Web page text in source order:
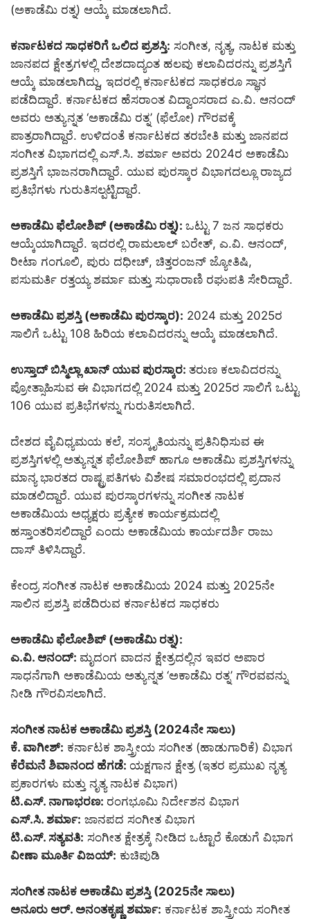
(ಅಕಾಡೆಮಿ ರತ್ನ) ಆಯ್ಕೆ ಮಾಡಲಾಗಿದೆ.
ಕರ್ನಾಟಕದ ಸಾಧಕರಿಗೆ ಒಲಿದ ಪ್ರಶಸ್ತಿ: ಸಂಗೀತ, ನೃತ್ಯ, ನಾಟಕ ಮತ್ತು
ಜಾನಪದ ಕ್ಷೇತ್ರಗಳಲ್ಲಿ ದೇಶದಾದ್ಯಂತ ಹಲವು ಕಲಾವಿದರನ್ನು ಪ್ರಶಸ್ತಿಗೆ
ಆಯ್ಕೆ ಮಾಡಲಾಗಿದ್ದು, ಇದರಲ್ಲಿ ಕರ್ನಾಟಕದ ಸಾಧಕರೂ ಸ್ಥಾನ
ಪಡೆದಿದ್ದಾರೆ. ಕರ್ನಾಟಕದ ಹೆಸರಾಂತ ವಿದ್ವಾಂಸರಾದ ಎ.ವಿ. ಆನಂದ್
ಅವರು ಅತ್ಯುನ್ನತ ‘ಅಕಾಡೆಮಿ ರತ್ನ’ (ಫೆಲೋ) ಗೌರವಕ್ಕೆ
ಪಾತ್ರರಾಗಿದ್ದಾರೆ. ಉಳಿದಂತೆ ಕರ್ನಾಟಕದ ತರಬೇತಿ ಮತ್ತು ಜಾನಪದ
ಸಂಗೀತ ವಿಭಾಗದಲ್ಲಿ ಎಸ್‌.ಸಿ. ಶರ್ಮಾ ಅವರು 2024ರ ಅಕಾಡೆಮಿ
ಪ್ರಶಸ್ತಿಗೆ ಭಾಜನರಾಗಿದ್ದಾರೆ. ಯುವ ಪುರಸ್ಕಾರ ವಿಭಾಗದಲ್ಲೂ ರಾಜ್ಯದ
ಪ್ರತಿಭೆಗಳು ಗುರುತಿಸಲ್ಪಟ್ಟಿದ್ದಾರೆ.
ಅಕಾಡೆಮಿ ಫೆಲೋಶಿಪ್ (ಅಕಾಡೆಮಿ ರತ್ನ): ಒಟ್ಟು 7 ಜನ ಸಾಧಕರು
ಆಯ್ಕೆಯಾಗಿದ್ದಾರೆ. ಇದರಲ್ಲಿ ರಾಮಲಾಲ್ ಬರೇತ್, ಎ.ವಿ. ಆನಂದ್,
ರೀಟಾ ಗಂಗೂಲಿ, ಪುರು ದಧೀಚ್, ಚಿತ್ತರಂಜನ್ ಜ್ಯೋತಿಷಿ,
ಪಸುಮರ್ತಿ ರತ್ತಯ್ಯ ಶರ್ಮಾ ಮತ್ತು ಸುಧಾರಾಣಿ ರಘುಪತಿ ಸೇರಿದ್ದಾರೆ.
ಅಕಾಡೆಮಿ ಪ್ರಶಸ್ತಿ (ಅಕಾಡೆಮಿ ಪುರಸ್ಕಾರ): 2024 ಮತ್ತು 2025ರ
ಸಾಲಿಗೆ ಒಟ್ಟು 108 ಹಿರಿಯ ಕಲಾವಿದರನ್ನು ಆಯ್ಕೆ ಮಾಡಲಾಗಿದೆ.
ಉಸ್ತಾದ್ ಬಿಸ್ಮಿಲ್ಲಾ ಖಾನ್ ಯುವ ಪುರಸ್ಕಾರ: ತರುಣ ಕಲಾವಿದರನ್ನು
ಪ್ರೋತ್ಸಾಹಿಸುವ ಈ ವಿಭಾಗದಲ್ಲಿ 2024 ಮತ್ತು 2025ರ ಸಾಲಿಗೆ ಒಟ್ಟು
106 ಯುವ ಪ್ರತಿಭೆಗಳನ್ನು ಗುರುತಿಸಲಾಗಿದೆ.
ದೇಶದ ವೈವಿಧ್ಯಮಯ ಕಲೆ, ಸಂಸ್ಕೃತಿಯನ್ನು ಪ್ರತಿನಿಧಿಸುವ ಈ
ಪ್ರಶಸ್ತಿಗಳಲ್ಲಿ ಅತ್ಯುನ್ನತ ಫೆಲೋಶಿಪ್ ಹಾಗೂ ಅಕಾಡೆಮಿ ಪ್ರಶಸ್ತಿಗಳನ್ನು
ಮಾನ್ಯ ಭಾರತದ ರಾಷ್ಟ್ರಪತಿಗಳು ವಿಶೇಷ ಸಮಾರಂಭದಲ್ಲಿ ಪ್ರದಾನ
ಮಾಡಲಿದ್ದಾರೆ. ಯುವ ಪುರಸ್ಕಾರಗಳನ್ನು ಸಂಗೀತ ನಾಟಕ
ಅಕಾಡೆಮಿಯ ಅಧ್ಯಕ್ಷರು ಪ್ರತ್ಯೇಕ ಕಾರ್ಯಕ್ರಮದಲ್ಲಿ
ಹಸ್ತಾಂತರಿಸಲಿದ್ದಾರೆ ಎಂದು ಅಕಾಡೆಮಿಯ ಕಾರ್ಯದರ್ಶಿ ರಾಜು
ದಾಸ್ ತಿಳಿಸಿದ್ದಾರೆ.
ಕೇಂದ್ರ ಸಂಗೀತ ನಾಟಕ ಅಕಾಡೆಮಿಯ 2024 ಮತ್ತು 2025ನೇ
ಸಾಲಿನ ಪ್ರಶಸ್ತಿ ಪಡೆದಿರುವ ಕರ್ನಾಟಕದ ಸಾಧಕರು
ಅಕಾಡೆಮಿ ಫೆಲೋಶಿಪ್ (ಅಕಾಡೆಮಿ ರತ್ನ):
ಎ.ವಿ. ಆನಂದ್: ಮೃದಂಗ ವಾದನ ಕ್ಷೇತ್ರದಲ್ಲಿನ ಇವರ ಅಪಾರ
ಸಾಧನೆಗಾಗಿ ಅಕಾಡೆಮಿಯ ಅತ್ಯುನ್ನತ ‘ಅಕಾಡೆಮಿ ರತ್ನ’ ಗೌರವವನ್ನು
ನೀಡಿ ಗೌರವಿಸಲಾಗಿದೆ.
ಸಂಗೀತ ನಾಟಕ ಅಕಾಡೆಮಿ ಪ್ರಶಸ್ತಿ (2024ನೇ ಸಾಲು)
ಕೆ. ವಾಗೀಶ್: ಕರ್ನಾಟಕ ಶಾಸ್ತ್ರೀಯ ಸಂಗೀತ (ಹಾಡುಗಾರಿಕೆ) ವಿಭಾಗ
ಕೆರೆಮನೆ ಶಿವಾನಂದ ಹೆಗಡೆ: ಯಕ್ಷಗಾನ ಕ್ಷೇತ್ರ (ಇತರ ಪ್ರಮುಖ ನೃತ್ಯ
ಪ್ರಕಾರಗಳು ಮತ್ತು ನೃತ್ಯ ನಾಟಕ ವಿಭಾಗ)
ಟಿ.ಎಸ್. ನಾಗಾಭರಣ: ರಂಗಭೂಮಿ ನಿರ್ದೇಶನ ವಿಭಾಗ
ಎಸ್.ಸಿ. ಶರ್ಮಾ: ಜಾನಪದ ಸಂಗೀತ ವಿಭಾಗ
ಟಿ.ಎಸ್. ಸತ್ಯವತಿ: ಸಂಗೀತ ಕ್ಷೇತ್ರಕ್ಕೆ ನೀಡಿದ ಒಟ್ಟಾರೆ ಕೊಡುಗೆ ವಿಭಾಗ
ವೀಣಾ ಮೂರ್ತಿ ವಿಜಯ್:‌ ಕುಚಿಪುಡಿ
ಸಂಗೀತ ನಾಟಕ ಅಕಾಡೆಮಿ ಪ್ರಶಸ್ತಿ (2025ನೇ ಸಾಲು)
ಅನೂರು ಆರ್. ಅನಂತಕೃಷ್ಣ ಶರ್ಮಾ: ಕರ್ನಾಟಕ ಶಾಸ್ತ್ರೀಯ ಸಂಗೀತ